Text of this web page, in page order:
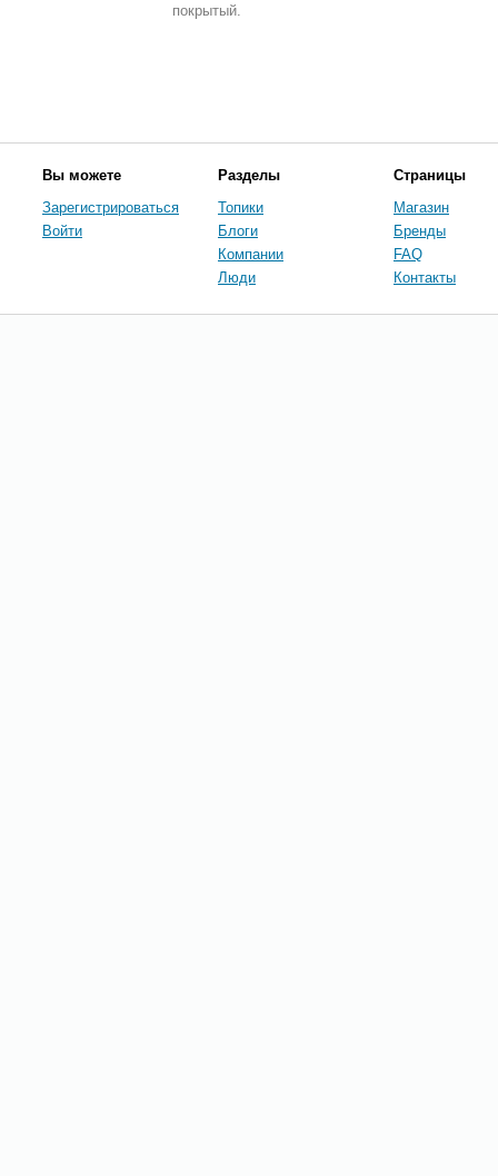
покрытый.
Вы можете
Зарегистрироваться
Войти
Разделы
Топики
Блоги
Компании
Люди
Страницы
Магазин
Бренды
FAQ
Контакты